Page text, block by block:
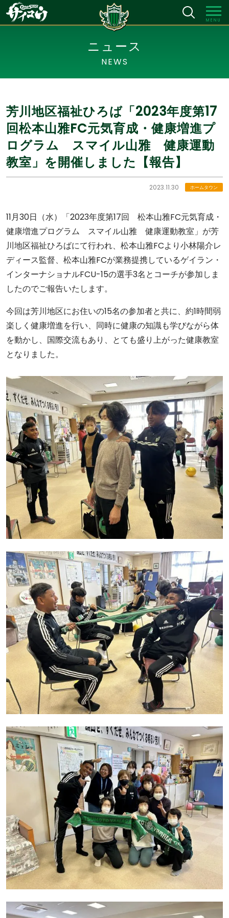
MENU
ニュース
NEWS
芳川地区福祉ひろば「2023年度第17
回松本山雅FC元気育成・健康増進プ
ログラム スマイル山雅 健康運動
教室」を開催しました【報告】
2023.11.30 ホームタウン
11月30日（水）「2023年度第17回 松本山雅FC元気育成・
健康増進プログラム スマイル山雅 健康運動教室」が芳
川地区福祉ひろばにて行われ、松本山雅FCより小林陽介レ
ディース監督、松本山雅FCが業務提携しているゲイラン・
インターナショナルFCU-15の選手3名とコーチが参加しま
したのでご報告いたします。
今回は芳川地区にお住いの15名の参加者と共に、約1時間弱
楽しく健康増進を行い、同時に健康の知識も学びながら体
を動かし、国際交流もあり、とても盛り上がった健康教室
となりました。